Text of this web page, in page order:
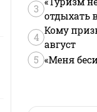
3
отдыхать
4
Кому
август
5 «Меня